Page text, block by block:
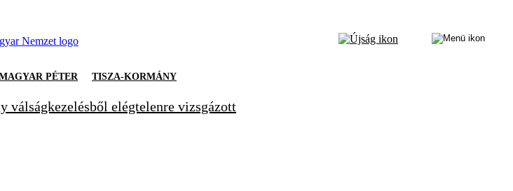
PÉTER TISZA-KORMÁNY
válságkezelésből elégtelenre vizsgázott